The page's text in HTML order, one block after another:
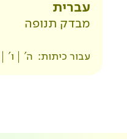
עברית
מבדק תנופה
עבור כיתות: ה' ו'